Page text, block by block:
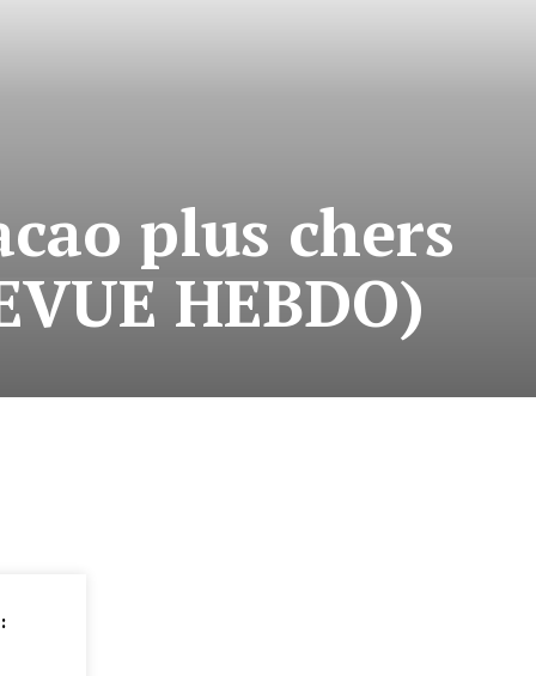
plus chers
HEBDO)